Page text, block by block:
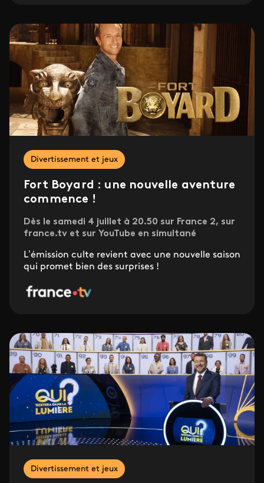
Divertissement et jeux
Fort Boyard : une nouvelle aventure
commence !
Dès le samedi 4 juillet à 20.50 sur France 2, sur
france.tv et sur YouTube en simultané
L’émission culte revient avec une nouvelle saison
qui promet bien des surprises !
Divertissement et jeux